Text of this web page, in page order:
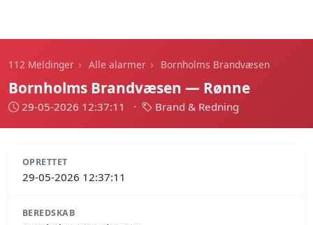
112 Meldinger › Alle alarmer › Bornholms Brandvæsen
Bornholms Brandvæsen — Rønne
29-05-2026 12:37:11 · Brand & Redning
OPRETTET
29-05-2026 12:37:11
BEREDSKAB